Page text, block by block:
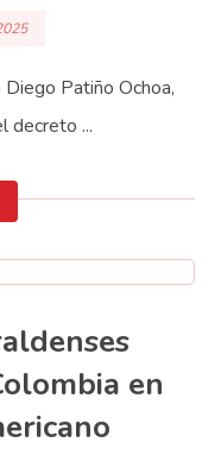
Patiño Ochoa,
decreto ...
en